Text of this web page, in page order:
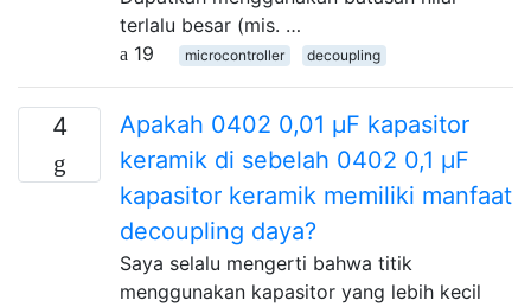
terlalu besar (mis. …
19
microcontroller decoupling
4
Apakah 0402 0,01 μF kapasitor
keramik di sebelah 0402 0,1 µF
kapasitor keramik memiliki manfaat
decoupling daya?
Saya selalu mengerti bahwa titik
menggunakan kapasitor yang lebih kecil